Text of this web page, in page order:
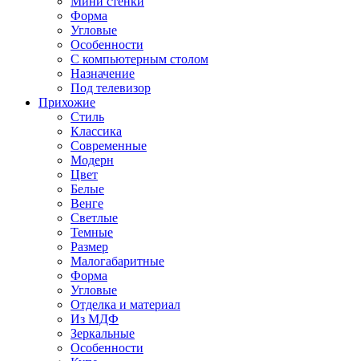
Форма
Угловые
Особенности
С компьютерным столом
Назначение
Под телевизор
Прихожие
Стиль
Классика
Современные
Модерн
Цвет
Белые
Венге
Светлые
Темные
Размер
Малогабаритные
Форма
Угловые
Отделка и материал
Из МДФ
Зеркальные
Особенности